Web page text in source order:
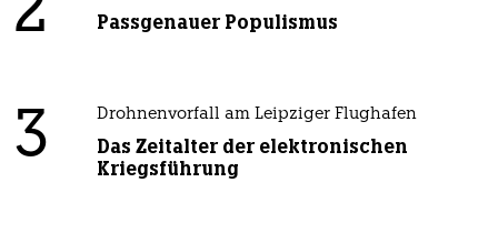
2 Passgenauer Populismus
3 Drohnenvorfall am Leipziger Flughafen
Das Zeitalter der elektronischen
Kriegsführung